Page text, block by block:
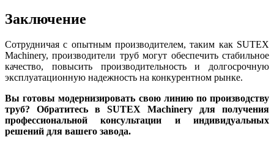
Заключение
Сотрудничая с опытным производителем, таким как SUTEX
Machinery, производители труб могут обеспечить стабильное
качество, повысить производительность и долгосрочную
эксплуатационную надежность на конкурентном рынке.
Вы готовы модернизировать свою линию по производству
труб? Обратитесь в SUTEX Machinery для получения
профессиональной консультации и индивидуальных
решений для вашего завода.